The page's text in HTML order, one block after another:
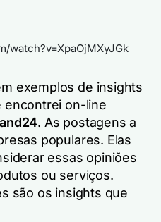
watch?v=XpaOjMXyJGk
exemplos de insights
encontrei on-line
. As postagens a
populares. Elas
essas opiniões
ou serviços.
são os insights que